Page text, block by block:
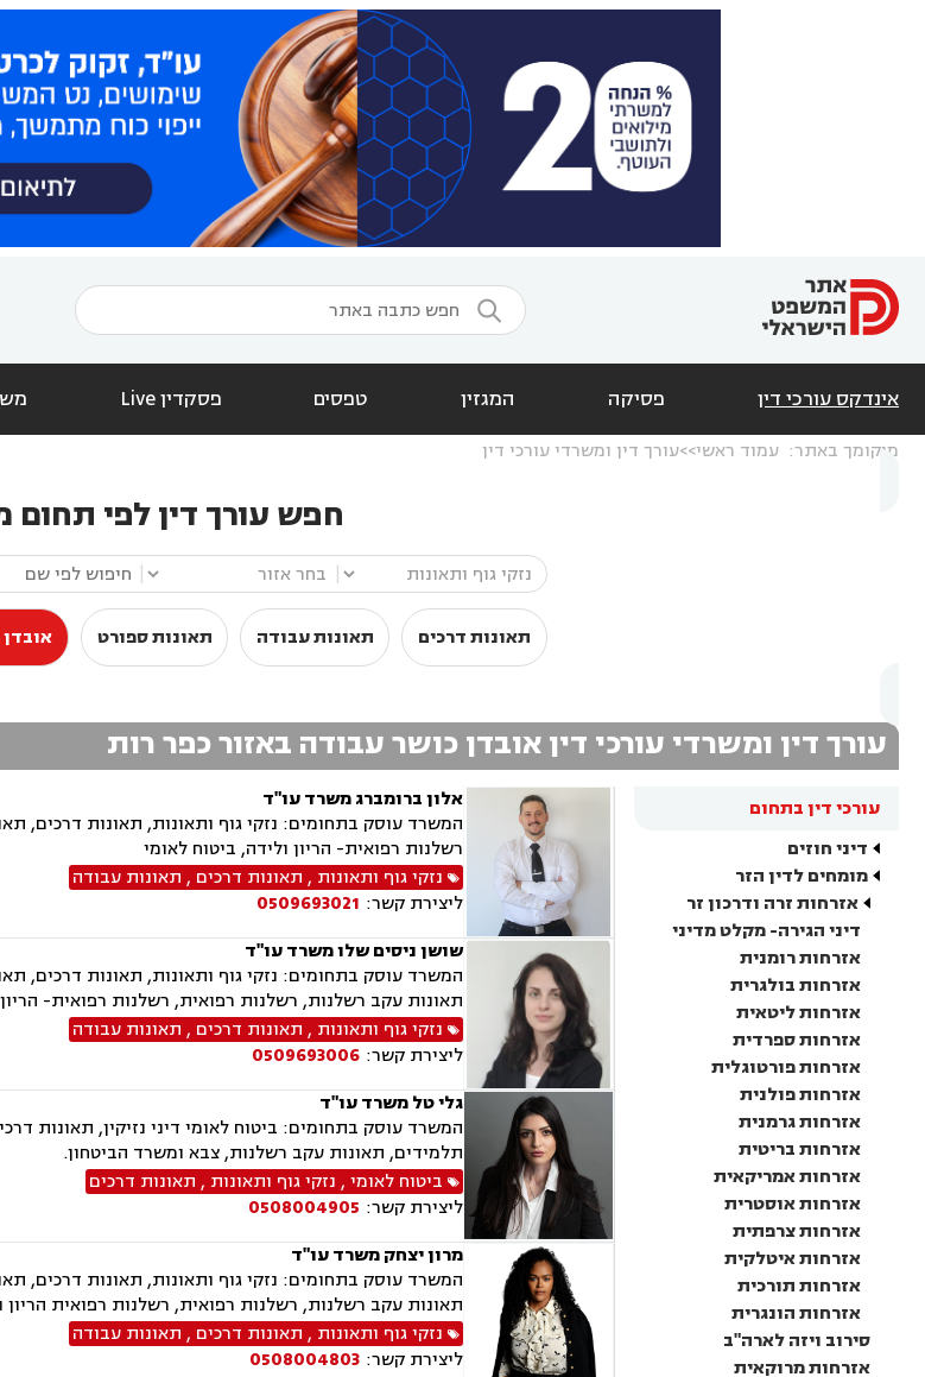

אינדקס עורכי דין פסיקה המגזין טפסים פסקדין Live
מיקומך באתר: עמוד ראשי עורך דין ומשרדי עורכי דין
חפש עורך דין לפי
תאונות דרכים תאונות עבודה תאונות ספורט
עורך דין ומשרדי עורכי דין אובדן כושר עבודה באזור כפר רות
עורכי דין בתחום
דיני חוזים
מומחים לדין הזר
אזרחות זרה ודרכון זר
דיני הגירה- מקלט מדיני
אזרחות רומנית
אזרחות בולגרית
אזרחות ליטאית
אזרחות ספרדית
אזרחות פורטוגלית
אזרחות פולנית
אזרחות גרמנית
אזרחות בריטית
אזרחות אמריקאית
אזרחות אוסטרית
אזרחות צרפתית
אזרחות איטלקית
אזרחות תורכית
אזרחות הונגרית
סירוב ויזה לארה"ב
אזרחות מרוקאית
אלון ברומברג משרד עו"ד
המשרד עוסק בתחומים: נזקי גוף ותאונות, תאונות דרכים,
רשלנות רפואית- הריון ולידה, ביטוח לאומי
נזקי גוף ותאונות , תאונות דרכים , תאונות עבודה
ליצירת קשר: 0509693021
שושן ניסים שלו משרד עו"ד
המשרד עוסק בתחומים: נזקי גוף ותאונות, תאונות דרכים,
תאונות עקב רשלנות, רשלנות רפואית, רשלנות רפואית-
נזקי גוף ותאונות , תאונות דרכים , תאונות עבודה
ליצירת קשר: 0509693006
גלי טל משרד עו"ד
המשרד עוסק בתחומים: ביטוח לאומי דיני נזיקין, תאונות
תלמידים, תאונות עקב רשלנות, צבא ומשרד הביטחון.
ביטוח לאומי, נזקי גוף ותאונות , תאונות דרכים
ליצירת קשר: 0508004905
מרון יצחק משרד עו"ד
המשרד עוסק בתחומים: נזקי גוף ותאונות, תאונות דרכים,
תאונות עקב רשלנות, רשלנות רפואית, רשלנות רפואית הריון
נזקי גוף ותאונות , תאונות דרכים , תאונות עבודה
ליצירת קשר: 0508004803